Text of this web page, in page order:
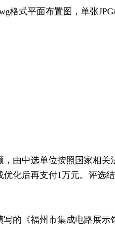
式平面布置图，单张
中选单位按照国家相关
化后再支付1万元。评选
的《福州市集成电路展示